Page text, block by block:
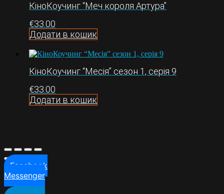
КіноКоучинг “Меч короля Артура”
€33.00
Додати в кошик
КіноКоучинг “Месія” сезон 1, серія 9
€33.00
Додати в кошик
Facebook
Messenger